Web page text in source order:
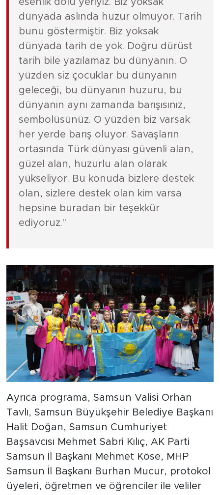
esenlik dolu yeriyiz. Biz yoksak
dünyada aslında huzur olmuyor. Tarih
bunu göstermiştir. Biz yoksak
dünyada tarih de yok. Doğru dürüst
tarih bile yazılamaz bu dünyanın. O
yüzden siz çocuklar bu dünyanın
geleceği, bu dünyanın huzuru, bu
dünyanın aynı zamanda barışısınız,
sembolüsünüz. O yüzden biz varsak
her yerde barış oluyor. Savaşların
ortasında Türk dünyası güvenli alan,
güzel alan, huzurlu alan olarak
yükseliyor. Bu konuda bizlere destek
olan, sizlere destek olan kim varsa
hepsine buradan bir teşekkür
ediyoruz."
Ayrıca programa, Samsun Valisi Orhan
Tavlı, Samsun Büyükşehir Belediye Başkanı
Halit Doğan, Samsun Cumhuriyet
Başsavcısı Mehmet Sabri Kılıç, AK Parti
Samsun İl Başkanı Mehmet Köse, MHP
Samsun İl Başkanı Burhan Mucur, protokol
üyeleri, öğretmen ve öğrenciler ile veliler